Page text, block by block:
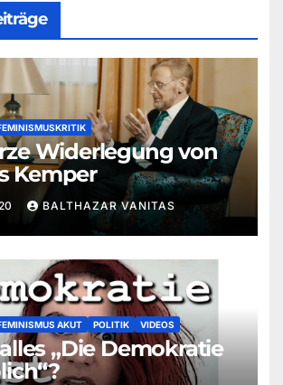
Widerlegung von
Kemper
BALTHAZAR VANITAS
AKUT POLITIK VIDEOS
„Die Demokratie